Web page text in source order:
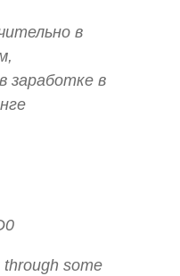
в
заработке в
some